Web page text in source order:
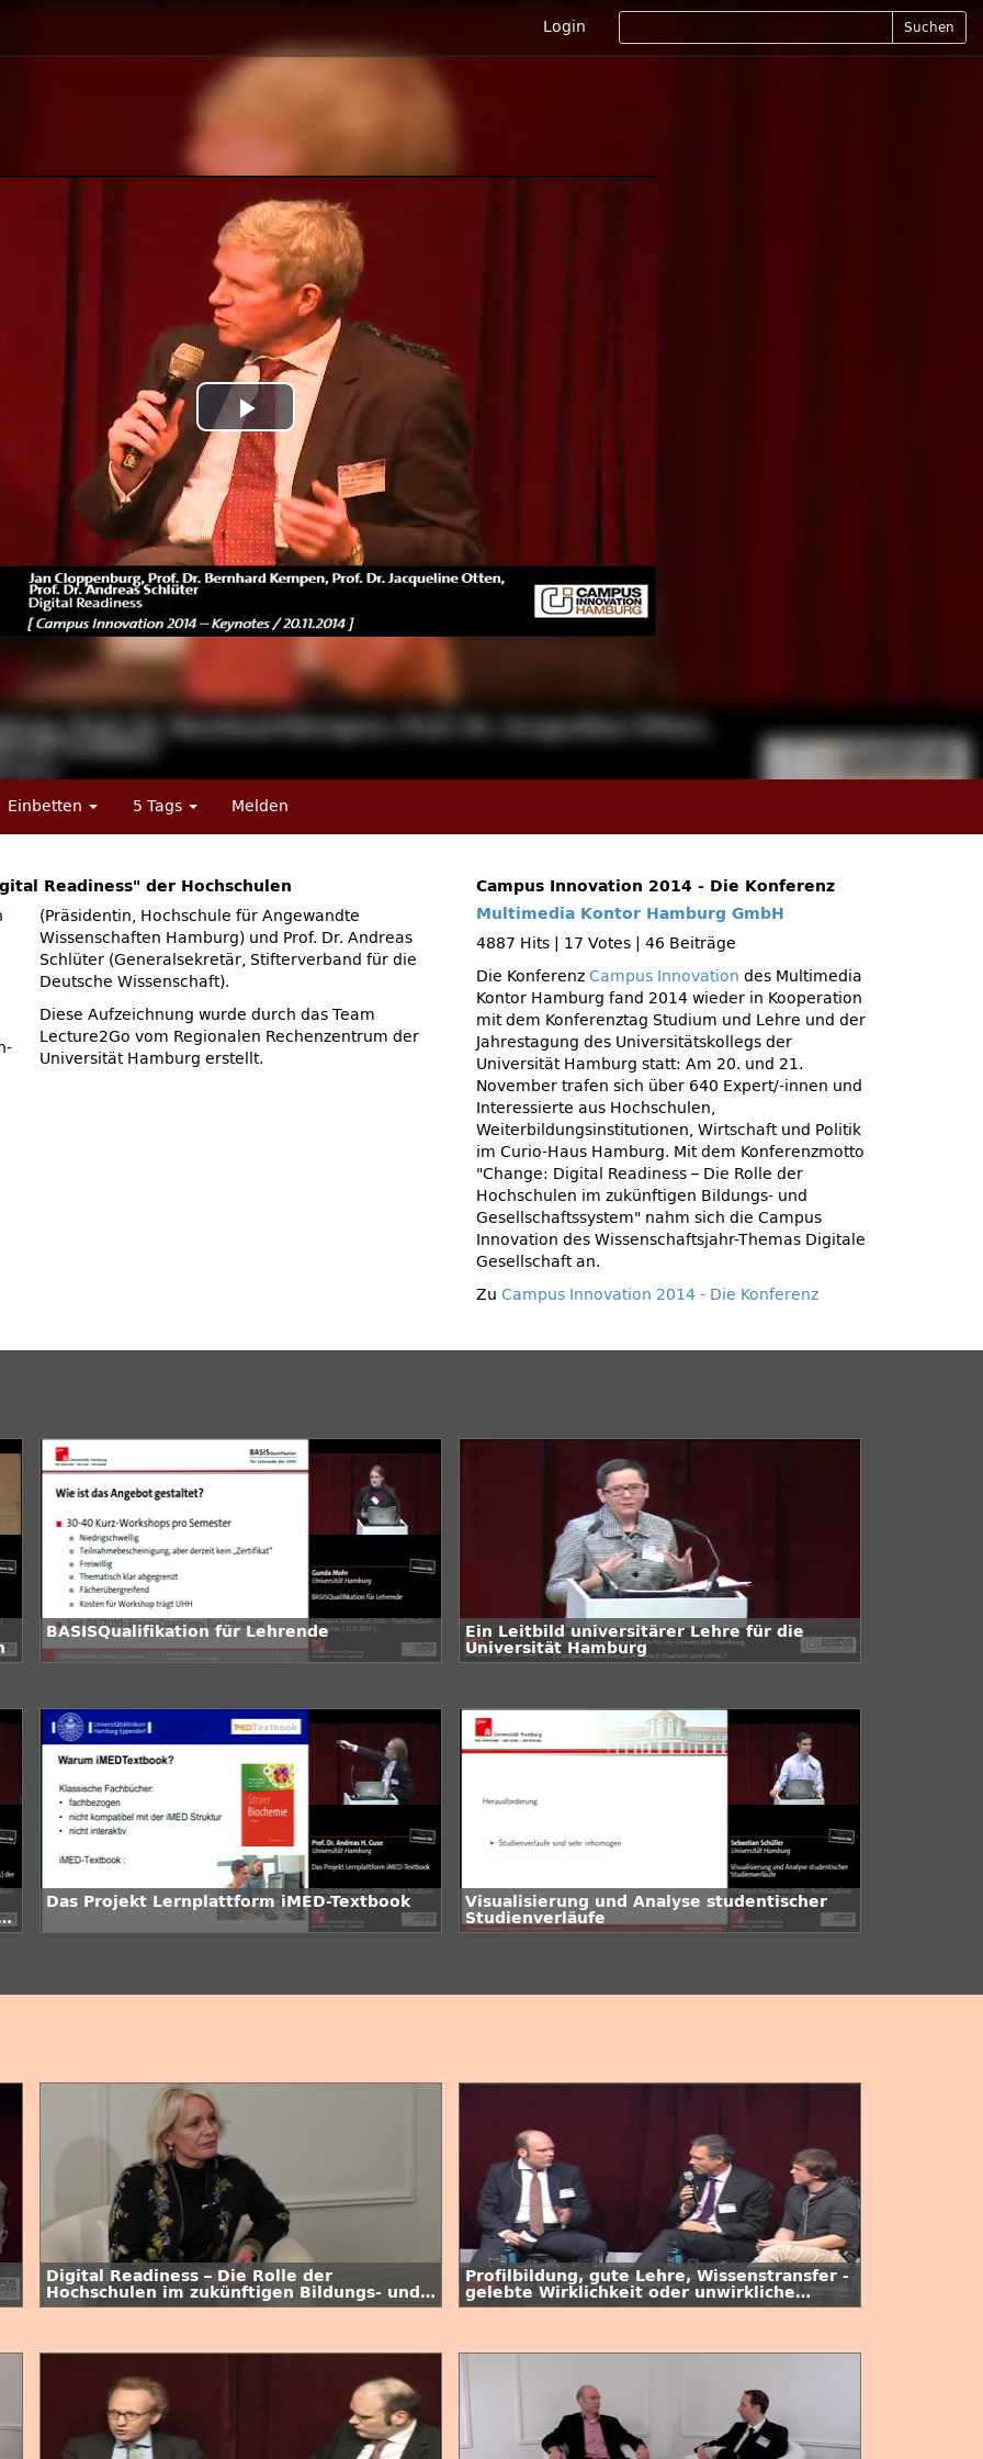
Login Suchen
Play
Video
Einbetten 5 Tags Melden
Readiness" der Hochschulen
(Präsidentin, Hochschule für Angewandte
Deutsche Wissenschaft).
Diese Aufzeichnung wurde durch das Team
Lecture2Go vom Regionalen Rechenzentrum der
Universität Hamburg erstellt.
Campus Innovation 2014 - Die Konferenz
Multimedia Kontor Hamburg GmbH
4887 Hits
17 Votes
46 Beiträge
Die Konferenz Campus Innovation des Multimedia
Kontor Hamburg fand 2014 wieder in Kooperation
mit dem Konferenztag Studium und Lehre und der
Jahrestagung des Universitätskollegs der
Universität Hamburg statt: Am 20. und 21.
November trafen sich über 640 Expert/-innen und
Interessierte aus Hochschulen,
Weiterbildungsinstitutionen, Wirtschaft und Politik
im Curio-Haus Hamburg. Mit dem Konferenzmotto
Change: Digital Readiness – Die Rolle der
Hochschulen im zukünftigen Bildungs- und
Gesellschaftssystem
nahm sich die Campus
Innovation des Wissenschaftsjahr-Themas Digitale
Gesellschaft an.
Zu Campus Innovation 2014 - Die Konferenz
BASISQualifikation für Lehrende
Ein Leitbild universitärer Lehre für die
Universität Hamburg
Das Projekt Lernplattform iMED-Textbook
Visualisierung und Analyse studentischer
Studienverläufe
Digital Readiness – Die Rolle der
Hochschulen im zukünftigen Bildungs- und
Gesellschaftssystem
Profilbildung, gute Lehre, Wissenstransfer -
gelebte Wirklichkeit oder unwirkliche
Vision?